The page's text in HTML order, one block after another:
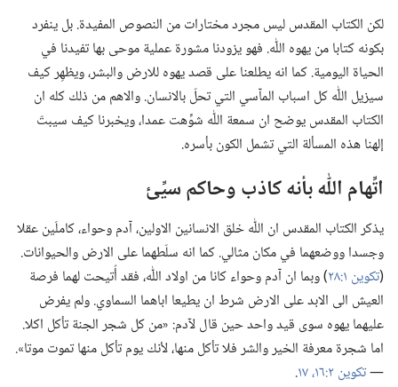
لكن الكتاب المقدس ليس مجرد مختارات من النصوص المفيدة.‏ بل ينفرد
بكونه كتابا من يهوه اللّٰه.‏ فهو يزودنا مشورة عملية موحى بها تفيدنا في
الحياة اليومية.‏ كما انه يطلعنا على قصد يهوه للارض والبشر،‏ ويظهِر كيف
سيزيل اللّٰه كل اسباب المآ‌سي التي تحلّ بالانسان.‏ والاهم من ذلك كله ان
الكتاب المقدس يوضح ان سمعة اللّٰه شوِّهت عمدا،‏ ويخبرنا كيف سيبتّ
إلهنا هذه المسألة التي تشمل الكون بأسره.‏
اتِّهام اللّٰه بأنه كاذب وحاكم سيِّئ
يذكر الكتاب المقدس ان اللّٰه خلق الانسانين الاولين،‏ آدم وحواء،‏ كاملَين عقلا
وجسدا ووضعهما في مكان مثالي.‏ كما انه سلّطهما على الارض والحيوانات.‏
(‏تكوين ١:‏٢٨
‏)‏ وبما ان آدم وحواء كانا من اولاد اللّٰه،‏ فقد أُتيحت لهما فرصة
العيش الى الابد على الارض شرط ان يطيعا اباهما السماوي.‏ ولم يفرض
عليهما يهوه سوى قيد واحد حين قال لآدم:‏ «من كل شجر الجنة تأكل اكلا.‏
اما شجرة معرفة الخير والشر فلا تأكل منها،‏ لأنك يوم تأكل منها تموت موتا».‏
—‏تكوين ٢:‏١٦،‏ ١٧
‏.‏